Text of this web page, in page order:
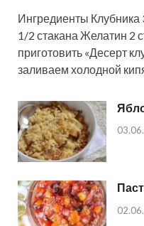
Ингредиенты Клубника
1/2 стакана Желатин 2
приготовить «Десерт
заливаем холодной